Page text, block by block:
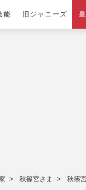
能 旧ジャニーズ
秋篠宮さま 秋篠